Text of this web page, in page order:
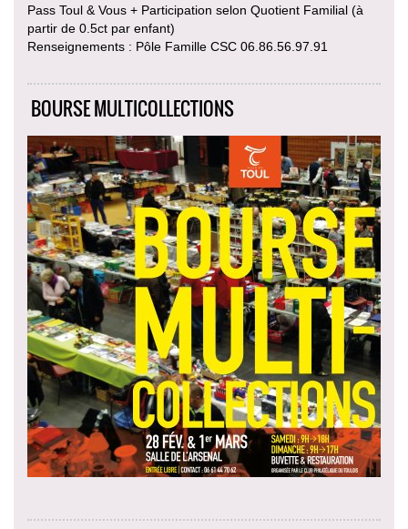
Pass Toul & Vous + Participation selon Quotient Familial (à
partir de 0.5ct par enfant)
Renseignements : Pôle Famille CSC 06.86.56.97.91
BOURSE MULTICOLLECTIONS